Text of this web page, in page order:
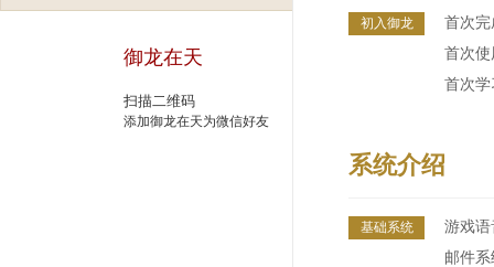
御龙在天
扫描二维码
添加御龙在天为微信好友
初入御龙
首次
首次
首次
系统介绍
基础系统
游戏语
邮件系